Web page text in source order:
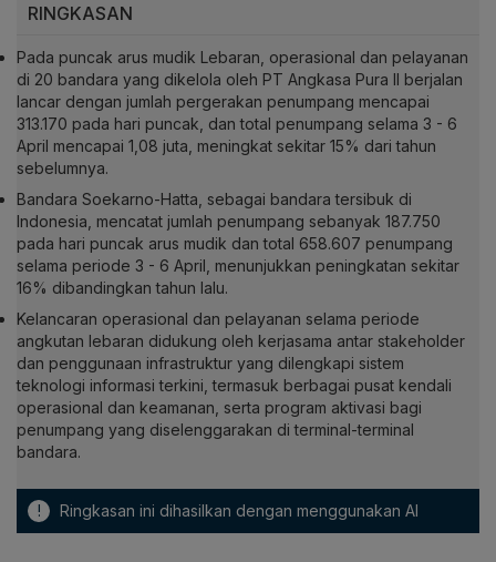
RINGKASAN
Pada puncak arus mudik Lebaran, operasional dan pelayanan
di 20 bandara yang dikelola oleh PT Angkasa Pura II berjalan
lancar dengan jumlah pergerakan penumpang mencapai
313.170 pada hari puncak, dan total penumpang selama 3 - 6
April mencapai 1,08 juta, meningkat sekitar 15% dari tahun
sebelumnya.
Bandara Soekarno-Hatta, sebagai bandara tersibuk di
Indonesia, mencatat jumlah penumpang sebanyak 187.750
pada hari puncak arus mudik dan total 658.607 penumpang
selama periode 3 - 6 April, menunjukkan peningkatan sekitar
16% dibandingkan tahun lalu.
Kelancaran operasional dan pelayanan selama periode
angkutan lebaran didukung oleh kerjasama antar stakeholder
dan penggunaan infrastruktur yang dilengkapi sistem
teknologi informasi terkini, termasuk berbagai pusat kendali
operasional dan keamanan, serta program aktivasi bagi
penumpang yang diselenggarakan di terminal-terminal
bandara.
! Ringkasan ini dihasilkan dengan menggunakan AI